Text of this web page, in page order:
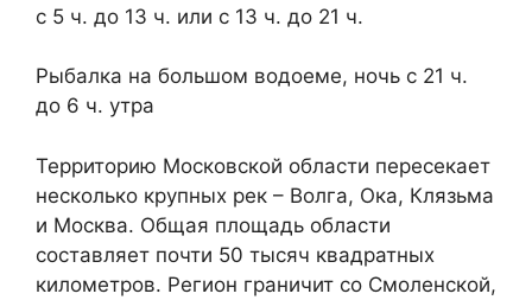
с 5 ч. до 13 ч. или с 13 ч. до 21 ч.
Рыбалка на большом водоеме, ночь с 21 ч.
до 6 ч. утра
Территорию Московской области пересекает
несколько крупных рек – Волга, Ока, Клязьма
и Москва. Общая площадь области
составляет почти 50 тысяч квадратных
километров. Регион граничит со Смоленской,